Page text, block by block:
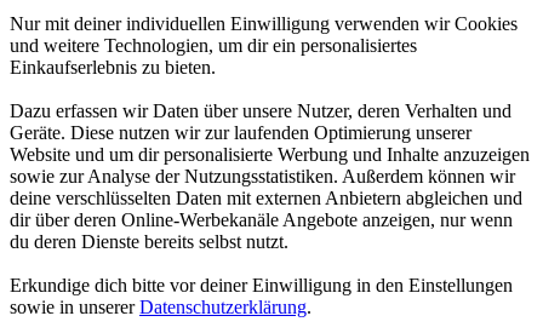
Nur mit deiner individuellen Einwilligung verwenden wir Cookies
und weitere Technologien, um dir ein personalisiertes
Einkaufserlebnis zu bieten.
Dazu erfassen wir Daten über unsere Nutzer, deren Verhalten und
Geräte. Diese nutzen wir zur laufenden Optimierung unserer
Website und um dir personalisierte Werbung und Inhalte anzuzeigen
sowie zur Analyse der Nutzungsstatistiken. Außerdem können wir
deine verschlüsselten Daten mit externen Anbietern abgleichen und
dir über deren Online-Werbekanäle Angebote anzeigen, nur wenn
du deren Dienste bereits selbst nutzt.
Erkundige dich bitte vor deiner Einwilligung in den Einstellungen
sowie in unsererDatenschutzerklärung.